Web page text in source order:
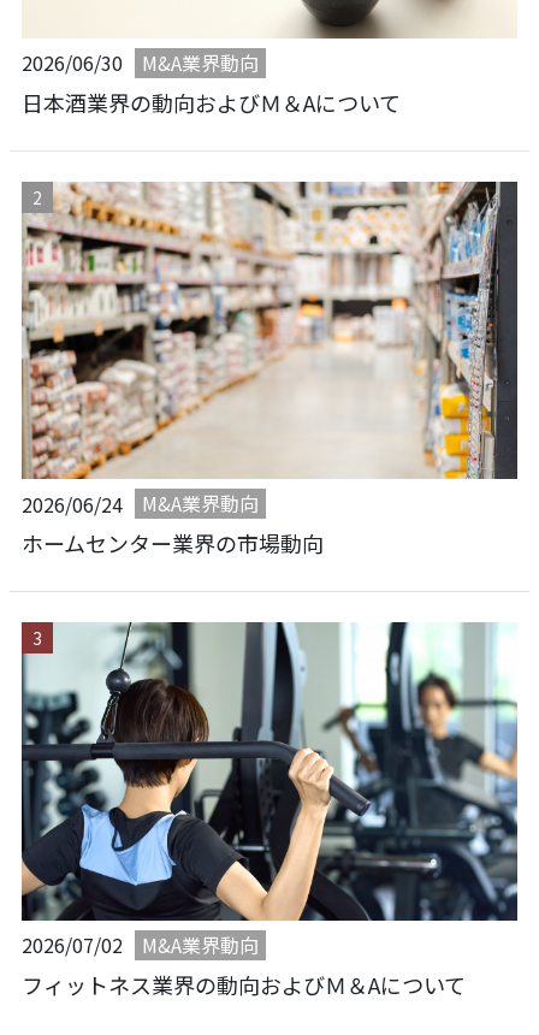
2026/06/30 M&A業界動向
日本酒業界の動向およびＭ＆Aについて
2026/06/24 M&A業界動向
ホームセンター業界の市場動向
2026/07/02 M&A業界動向
フィットネス業界の動向およびＭ＆Aについて